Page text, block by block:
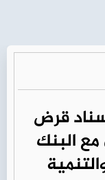
قرض
مع البنك